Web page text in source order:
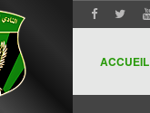
ACCUEIL